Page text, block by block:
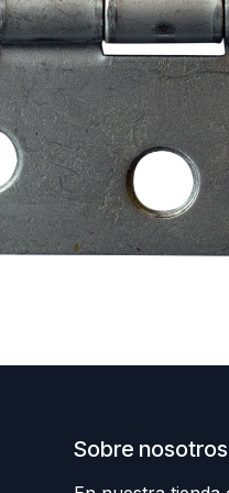
Sobre nosotros